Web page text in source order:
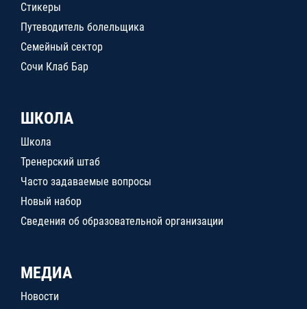
Стикеры
Путеводитель болельщика
Семейный сектор
Сочи Клаб Бар
ШКОЛА
Школа
Тренерский штаб
Часто задаваемые вопросы
Новый набор
Сведения об образовательной организации
МЕДИА
Новости